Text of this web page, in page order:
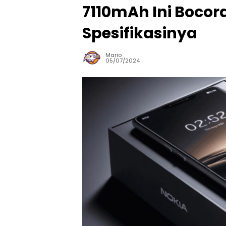
7110mAh Ini
Spesifikasinya
Mario
05/07/2024